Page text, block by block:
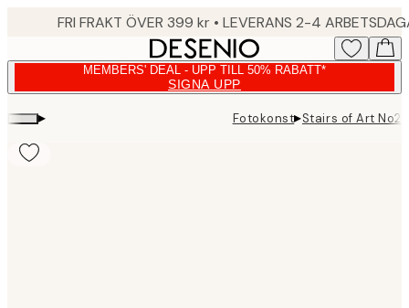
FRI FRAKT ÖVER 399 kr • LEVERANS 2-4
MEMBERS' DEAL - UPP TILL 50% RABATT*
SIGNA UPP
▸ Fotokonst▸Stairs of Art No2